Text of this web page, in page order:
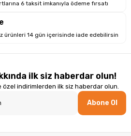
6 taksit imkanıyla ödeme fırsatı
ürünleri 14 gün içerisinde iade edebilirsin
ilk siz haberdar olun!
indirimlerden ilk siz haberdar olun.
Abone Ol